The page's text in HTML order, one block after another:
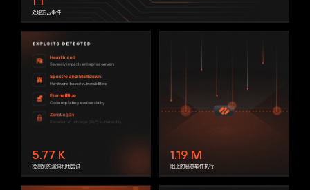
处理的云事件
5.77 K
检测到的漏洞利用尝试
1.19 M
阻止的恶意软件执行